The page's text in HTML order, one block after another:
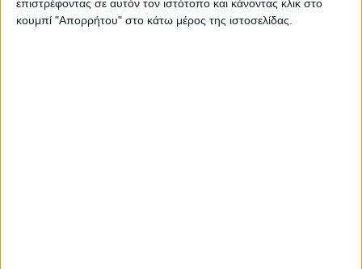
επιστρέφοντας σε αυτόν τον ιστότοπο και κάνοντας κλικ στο
κουμπί "Απορρήτου" στο κάτω μέρος της ιστοσελίδας.
MotoGP 2026, Shakedown Test, ημέρα 1η: Ταχύτερα
τα αδέρφια Espargaro, 4ος ο Toprak